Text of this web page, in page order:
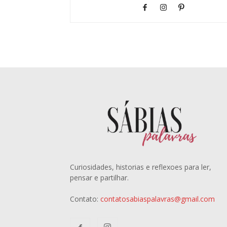
Curiosidades, historias e reflexoes para ler,
pensar e partilhar.
Contato: contatosabiaspalavras@gmail.com